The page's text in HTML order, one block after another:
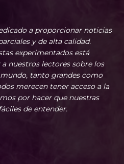
a proporcionar noticias
y de alta calidad.
experimentados está
nuestros lectores sobre los
tanto grandes como
merecen tener acceso a la
por hacer que nuestras
de entender.